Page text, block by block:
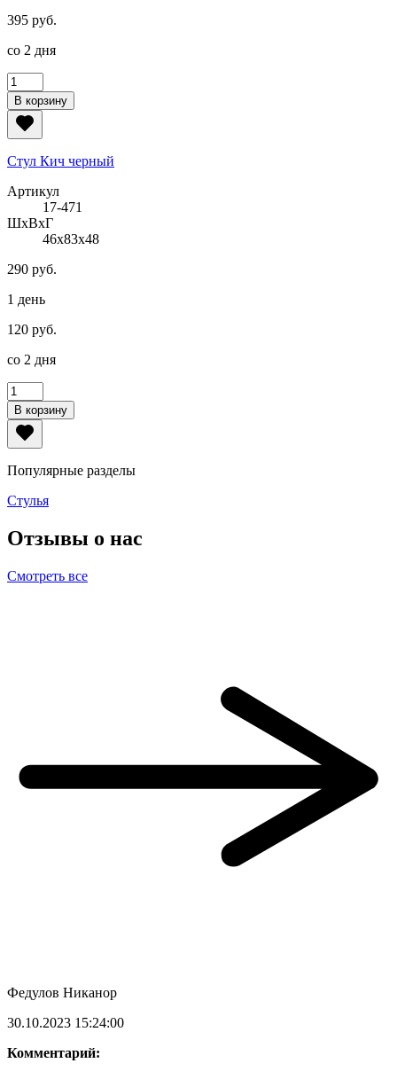
395 руб.
со 2 дня
В корзину
Стул Кич черный
Артикул
17-471
ШxВxГ
46x83x48
290 руб.
1 день
120 руб.
со 2 дня
В корзину
Популярные разделы
Стулья
Отзывы о нас
Смотреть все
Федулов Никанор
30.10.2023 15:24:00
Комментарий: